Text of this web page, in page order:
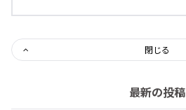
閉じる
最新の投稿